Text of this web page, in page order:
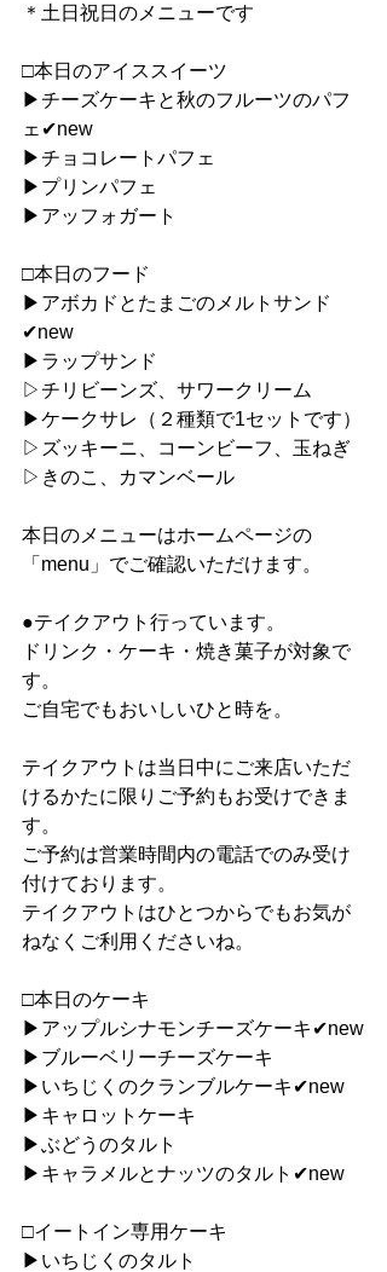
＊土日祝日のメニューです
□本日のアイススイーツ
▶︎チーズケーキと秋のフルーツのパフ
ェ✔︎new
▶︎チョコレートパフェ
▶︎プリンパフェ
▶︎アッフォガート
□本日のフード
▶︎アボカドとたまごのメルトサンド
✔︎new
▶︎ラップサンド
▷チリビーンズ、サワークリーム
▶︎ケークサレ（２種類で1セットです）
▷ズッキーニ、コーンビーフ、玉ねぎ
▷きのこ、カマンベール
本日のメニューはホームページの
「menu」でご確認いただけます。
●テイクアウト行っています。
ドリンク・ケーキ・焼き菓子が対象で
す。
ご自宅でもおいしいひと時を。
テイクアウトは当日中にご来店いただ
けるかたに限りご予約もお受けできま
す。
ご予約は営業時間内の電話でのみ受け
付けております。
テイクアウトはひとつからでもお気が
ねなくご利用くださいね。
□本日のケーキ
▶︎アップルシナモンチーズケーキ✔︎new
▶︎ブルーベリーチーズケーキ
▶︎いちじくのクランブルケーキ✔︎new
▶︎キャロットケーキ
▶︎ぶどうのタルト
▶︎キャラメルとナッツのタルト✔︎new
□イートイン専用ケーキ
▶︎いちじくのタルト